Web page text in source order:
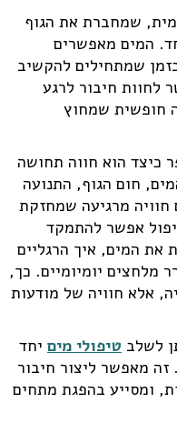
שמחברת את הגוף
המים מאפשרים
שמתחילים להקשיב
לחוות חיבור לרגע
חופשית שמחוץ
כיצד הוא חווה תחושה
חום הגוף, התנועה
חוויה מרגיעה שמחזקת
אפשר להתמקד
את המים, איך הרגליים
מלחצים יומיומיים. כך,
אלא חוויה של מודעות
לשלב טיפולי מים יחד
זה מאפשר ליצור חיבור
ומסייע בהפגת מתחים